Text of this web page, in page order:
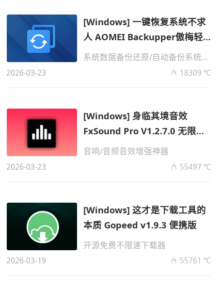
[Windows] 一键恢复系统不求
人 AOMEI Backupper傲梅轻
松备份v8.2...
系统数据备份还原/自动备份系统迁移
2026-03-23 18309 ℃
[Windows] 身临其境音效
FxSound Pro V1.2.7.0 无限制
版
音响/音频音效增强神器
2026-03-23 55497 ℃
[Windows] 这才是下载工具的
本质 Gopeed v1.9.3 便携版
开源免费不限速下载器
2026-03-19 55761 ℃